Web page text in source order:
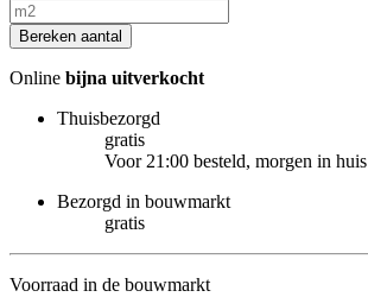
Bereken aantal
Online bijna uitverkocht
Thuisbezorgd
gratis
Voor 21:00 besteld, morgen in huis
Bezorgd in bouwmarkt
gratis
Voorraad in de bouwmarkt